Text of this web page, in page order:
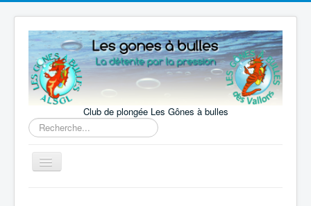
Club de plongée Les Gônes à bulles
Rechercher
Basculer
la